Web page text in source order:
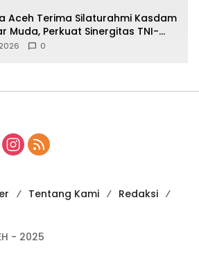
Aceh Terima Silaturahmi Kasdam
Muda, Perkuat Sinergitas TNI-
Kamtibmas
0
Tentang Kami
Redaksi
- 2025